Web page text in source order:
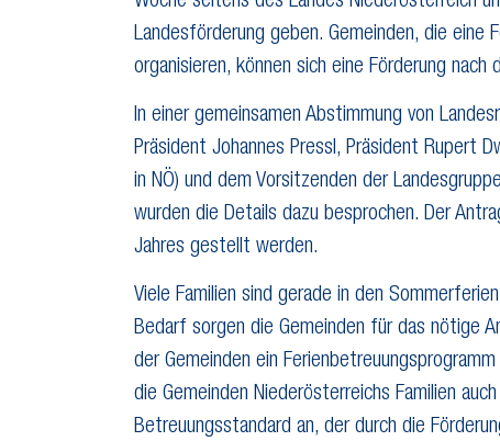
Landesförderung geben. Gemeinden, die eine
organisieren, können sich eine Förderung
In einer gemeinsamen Abstimmung von
Präsident Johannes Pressl, Präsident Rupert
in NÖ) und dem Vorsitzenden der
wurden die Details dazu besprochen. Der
Jahres gestellt werden.
Viele Familien sind gerade in den
Bedarf sorgen die Gemeinden für das nötige
der Gemeinden ein
die Gemeinden Niederösterreichs Familien
Betreuungsstandard an, der durch die